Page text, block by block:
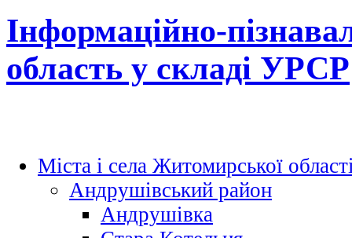
Інформаційно-
область у складі УРСР
Міста і села Житомирської
Андрушівський район
Андрушівка